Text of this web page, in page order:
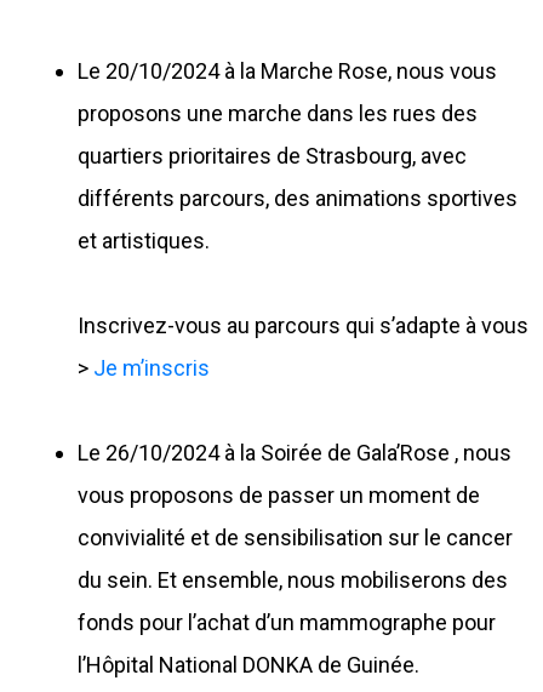
Le 20/10/2024 à la Marche Rose, nous vous
proposons une marche dans les rues des
quartiers prioritaires de Strasbourg, avec
différents parcours, des animations sportives
et artistiques.
Inscrivez-vous au parcours qui s’adapte à vous
> Je m’inscris
Le 26/10/2024 à la Soirée de Gala’Rose , nous
vous proposons de passer un moment de
convivialité et de sensibilisation sur le cancer
du sein. Et ensemble, nous mobiliserons des
fonds pour l’achat d’un mammographe pour
l’Hôpital National DONKA de Guinée.